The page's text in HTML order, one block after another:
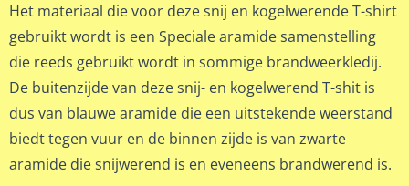
Het materiaal die voor deze snij en kogelwerende T-shirt
gebruikt wordt is een Speciale aramide samenstelling
die reeds gebruikt wordt in sommige brandweerkledij.
De buitenzijde van deze snij- en kogelwerend T-shit is
dus van blauwe aramide die een uitstekende weerstand
biedt tegen vuur en de binnen zijde is van zwarte
aramide die snijwerend is en eveneens brandwerend is.